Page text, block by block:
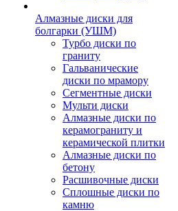
Алмазные диски для
болгарки (УШМ)
Турбо диски по
граниту
Гальванические
диски по мрамору
Сегментные диски
Мульти диски
Алмазные диски по
керамограниту и
керамической плитки
Алмазные диски по
бетону
Расшивочные диски
Сплошные диски по
камню